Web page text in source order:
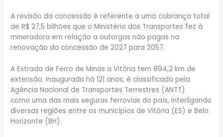
A revisão da concessão é referente a uma cobrança total
de R$ 27,5 bilhões que o Ministério dos Transportes fez à
mineradora em relação a outorgas não pagas na
renovação da concessão de 2027 para 2057.
A Estrada de Ferro de Minas a Vitória tem 894,2 km de
extensão. Inaugurada há 121 anos, é classificada pela
Agência Nacional de Transportes Terrestres (ANTT)
como uma das mais seguras ferrovias do país, interligando
diversas regiões entre os municípios de Vitória (ES) e Belo
Horizonte (BH).